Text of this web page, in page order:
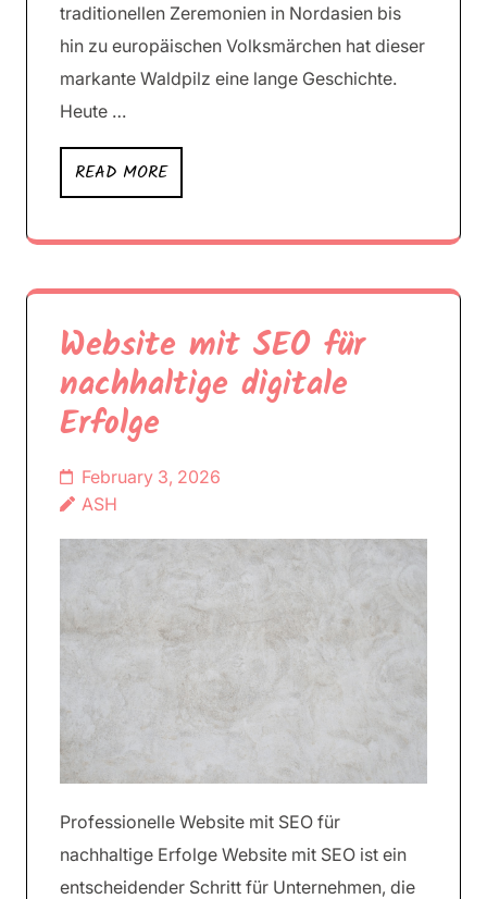
traditionellen Zeremonien in Nordasien bis
hin zu europäischen Volksmärchen hat dieser
markante Waldpilz eine lange Geschichte.
Heute …
READ MORE
Website mit SEO für
nachhaltige digitale
Erfolge
February 3, 2026
ASH
Professionelle Website mit SEO für
nachhaltige Erfolge Website mit SEO ist ein
entscheidender Schritt für Unternehmen, die